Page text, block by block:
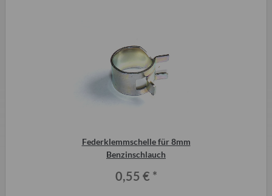
Federklemmschelle für 8mm
Benzinschlauch
0,55 € *